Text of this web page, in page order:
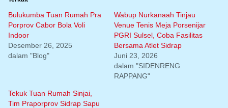
Bulukumba Tuan Rumah Pra
Porprov Cabor Bola Voli
Indoor
Desember 26, 2025
dalam "Blog"
Wabup Nurkanaah Tinjau
Venue Tenis Meja Porsenijar
PGRI Sulsel, Coba Fasilitas
Bersama Atlet Sidrap
Juni 23, 2026
dalam "SIDENRENG
RAPPANG"
Tekuk Tuan Rumah Sinjai,
Tim Praporprov Sidrap Sapu